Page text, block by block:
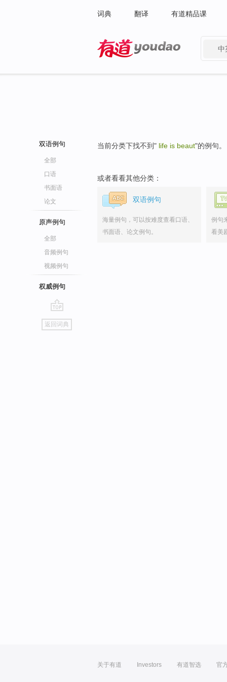
词典 翻译 有道精品课
中
双语例句
全部
口语
书面语
论文
原声例句
全部
音频例句
视频例句
权威例句
go
top
返回词典
当前分类下找不到" life is beaut"的例句。
或者看看其他分类：
双语例句
海量例句，可以按难度查看口语、
书面语、论文例句。
例句
看美
关于有道 Investors 有道智选 官